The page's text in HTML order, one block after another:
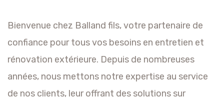
Bienvenue chez Balland fils, votre partenaire de
confiance pour tous vos besoins en entretien et
rénovation extérieure. Depuis de nombreuses
années, nous mettons notre expertise au service
de nos clients, leur offrant des solutions sur